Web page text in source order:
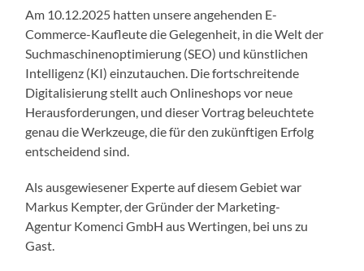
Am 10.12.2025 hatten unsere angehenden E-
Commerce-Kaufleute die Gelegenheit, in die Welt der
Suchmaschinenoptimierung (SEO) und künstlichen
Intelligenz (KI) einzutauchen. Die fortschreitende
Digitalisierung stellt auch Onlineshops vor neue
Herausforderungen, und dieser Vortrag beleuchtete
genau die Werkzeuge, die für den zukünftigen Erfolg
entscheidend sind.
Als ausgewiesener Experte auf diesem Gebiet war
Markus Kempter, der Gründer der Marketing-
Agentur Komenci GmbH aus Wertingen, bei uns zu
Gast.